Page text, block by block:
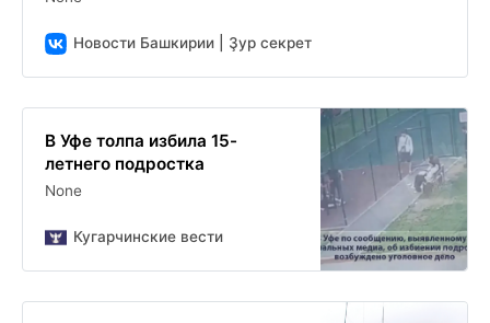
Новости Башкирии | Ҙур секрет
В Уфе толпа избила 15-
летнего подростка
None
Кугарчинские вести